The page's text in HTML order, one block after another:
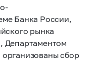
Банка России,
рынка
Департаментом
сбор